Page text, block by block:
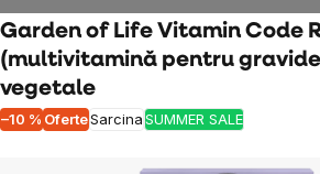
Garden of Life Vitamin Code
(multivitamină pentru
vegetale
–10 % OferteSarcinaSUMMER SALE
Evaluarea